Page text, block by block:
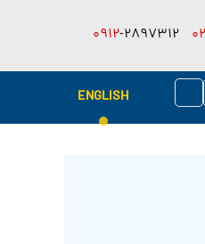
0912-2897312
ENGLISH